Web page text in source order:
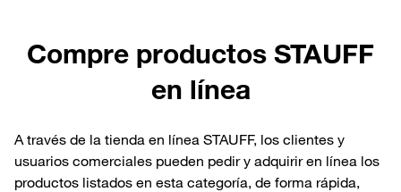
Compre productos STAUFF
en línea
A través de la tienda en línea STAUFF, los clientes y
usuarios comerciales pueden pedir y adquirir en línea los
productos listados en esta categoría, de forma rápida,